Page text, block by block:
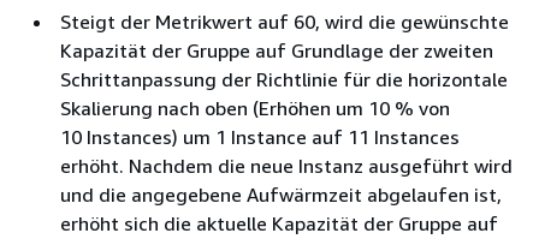
Steigt der Metrikwert auf 60, wird die gewünschte
Kapazität der Gruppe auf Grundlage der zweiten
Schrittanpassung der Richtlinie für die horizontale
Skalierung nach oben (Erhöhen um 10 % von
10 Instances) um 1 Instance auf 11 Instances
erhöht. Nachdem die neue Instanz ausgeführt wird
und die angegebene Aufwärmzeit abgelaufen ist,
erhöht sich die aktuelle Kapazität der Gruppe auf